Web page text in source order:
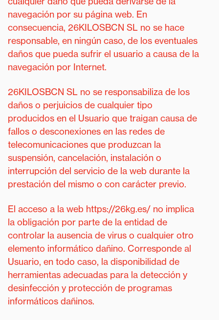
navegación por su página web. En
consecuencia, 26KILOSBCN SL no se hace
responsable, en ningún caso, de los eventuales
daños que pueda sufrir el usuario a causa de la
navegación por Internet.
26KILOSBCN SL no se responsabiliza de los
daños o perjuicios de cualquier tipo
producidos en el Usuario que traigan causa de
fallos o desconexiones en las redes de
telecomunicaciones que produzcan la
suspensión, cancelación, instalación o
interrupción del servicio de la web durante la
prestación del mismo o con carácter previo.
El acceso a la web https://26kg.es/ no implica
la obligación por parte de la entidad de
controlar la ausencia de virus o cualquier otro
elemento informático dañino. Corresponde al
Usuario, en todo caso, la disponibilidad de
herramientas adecuadas para la detección y
desinfección y protección de programas
informáticos dañinos.